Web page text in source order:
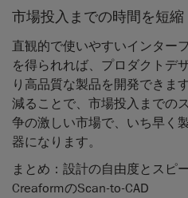
市場投入までの時間を短縮
直観的で使いやすいインター
を得られれば、プロダクトデ
り高品質な製品を開発できま
減ることで、市場投入までの
争の激しい市場で、いち早く
器になります。
まとめ：設計の自由度とスピ
CreaformのScan-to-CAD